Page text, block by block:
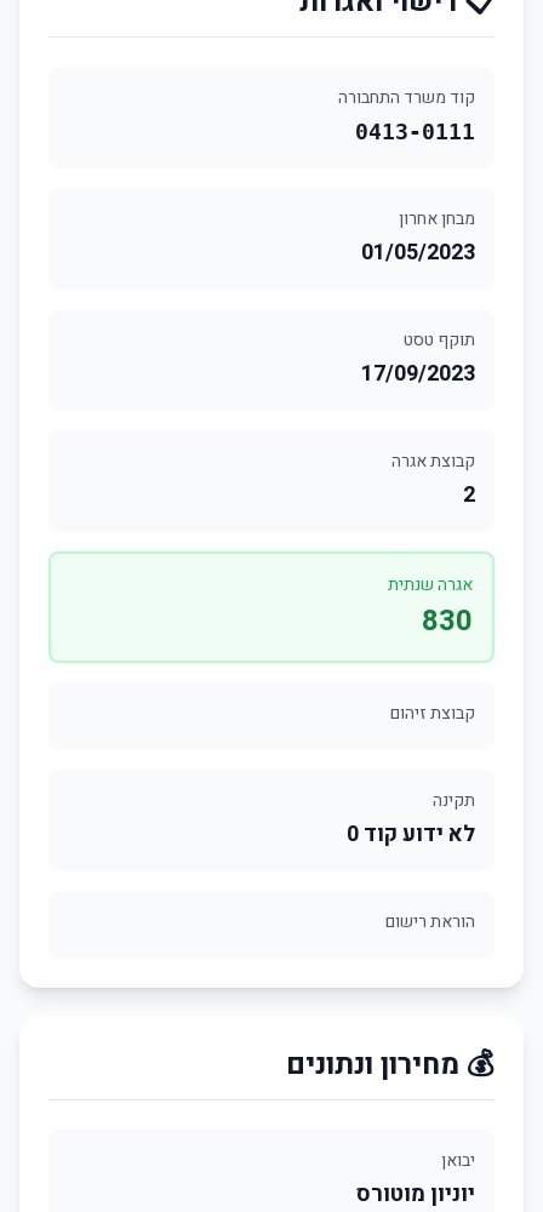
קוד משרד התחבורה
0413-0111
מבחן אחרון
01/05/2023
תוקף טסט
17/09/2023
קבוצת אגרה
2
אגרה שנתית
830
קבוצת זיהום
תקינה
לא ידוע קוד 0
הוראת רישום
💰 מחירון ונתונים
יבואן
יוניון מוטורס